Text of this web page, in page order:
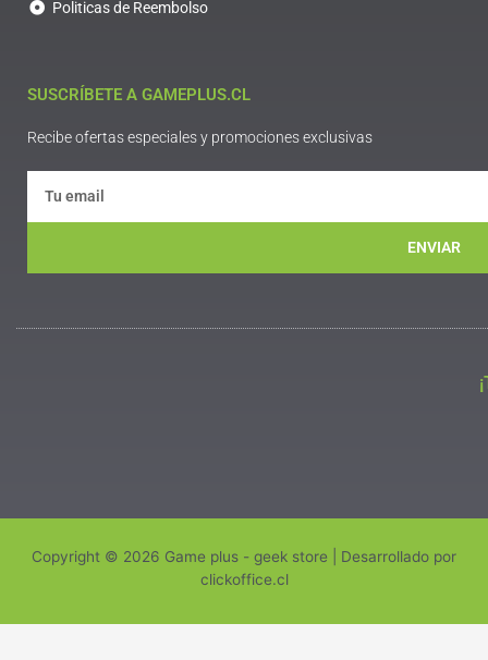
Politicas de Reembolso
SUSCRÍBETE A GAMEPLUS.CL
Recibe ofertas especiales y promociones exclusivas
ENVIAR
Copyright © 2026 Game plus - geek store | Desarrollado por
clickoffice.cl